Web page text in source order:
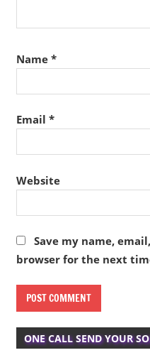
Name *
Email *
Website
Save my name,
browser for the next
ONE CALL SEND YOUR